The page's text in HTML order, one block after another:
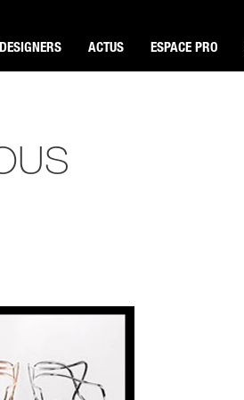
DESIGNERS ACTUS ESPACE PRO